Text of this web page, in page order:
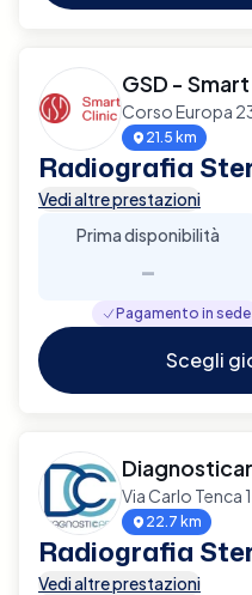
GSD -
Corso Europa
21.5 km
Radiografia
Vedi altre prestazioni
Prima disponibilità
-
Pagamento in sede
Scegli
Via Carlo Tenca
22.7 km
Radiografia
Vedi altre prestazioni